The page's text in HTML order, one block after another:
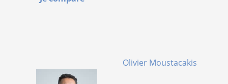
Olivier Moustacakis